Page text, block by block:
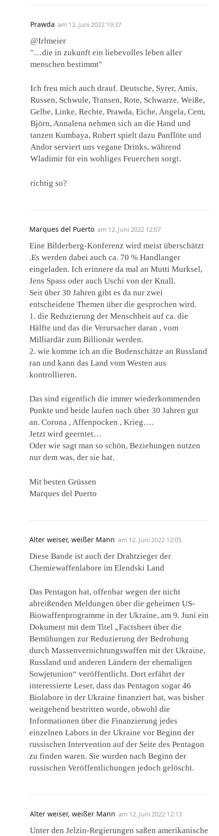
Prawda am 12. Juni 2022 19:37
@Irlmeier
"…die in zukunft ein liebevolles leben aller
menschen bestimmt"
Ich freu mich auch drauf. Deutsche, Syrer, Amis,
Russen, Schwule, Transen, Rote, Schwarze, Weiße,
Gelbe, Linke, Rechte, Prawda, Eiche, Angela, Cem,
Björn, Annalena nehmen sich an die Hand und
tanzen Kumbaya, Robert spielt dazu Panflöte und
Andor serviert uns vegane Drinks, während
Wladimir für ein wohliges Feuerchen sorgt.
richtig so?
Marques del Puerto am 12. Juni 2022 12:07
Eine Bilderberg-Konferenz wird meist überschätzt
.Es werden dabei auch ca. 70 % Handlanger
eingeladen. Ich erinnere da mal an Mutti Murksel,
Jens Spass oder auch Uschi von der Knall.
Seit über 30 Jahren gibt es da nur zwei
entscheidene Themen über die gesprochen wird.
1. die Reduzierung der Menschheit auf ca. die
Hälfte und das die Verursacher daran , vom
Milliardär zum Billionär werden.
2. wie komme ich an die Bodenschätze an Russland
ran und kann das Land vom Westen aus
kontrollieren.
Das sind eigentlich die immer wiederkommenden
Punkte und beide laufen nach über 30 Jahren gut
an. Corona , Affenpocken , Krieg….
Jetzt wird geerntet…
Oder wie sagt man so schön, Beziehungen nutzen
nur dem was, der sie hat.
Mit besten Grüssen
Marques del Puerto
Alter weiser, weißer Mann am 12. Juni 2022 12:05
Diese Bande ist auch der Drahtzieger der
Chemiewaffenlabore im Elendski Land
Das Pentagon hat, offenbar wegen der nicht
abreißenden Meldungen über die geheimen US-
Biowaffenprogramme in der Ukraine, am 9. Juni ein
Dokument mit dem Titel „Factsheet über die
Bemühungen zur Reduzierung der Bedrohung
durch Massenvernichtungswaffen mit der Ukraine,
Russland und anderen Ländern der ehemaligen
Sowjetunion“ veröffentlicht. Dort erfährt der
interessierte Leser, dass das Pentagon sogar 46
Biolabore in der Ukraine finanziert hat, was bisher
weitgehend bestritten wurde, obwohl die
Informationen über die Finanzierung jedes
einzelnen Labors in der Ukraine vor Beginn der
russischen Intervention auf der Seite des Pentagon
zu finden waren. Sie wurden nach Beginn der
russischen Veröffentlichungen jedoch gelöscht.
Alter weiser, weißer Mann am 12. Juni 2022 12:13
Unter den Jelzin-Regierungen saßen amerikanische